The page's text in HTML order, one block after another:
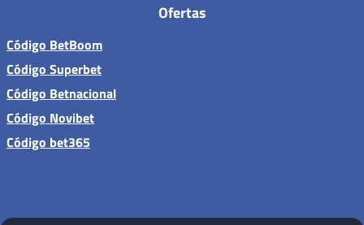
Ofertas
Código BetBoom
Código Superbet
Código Betnacional
Código Novibet
Código bet365